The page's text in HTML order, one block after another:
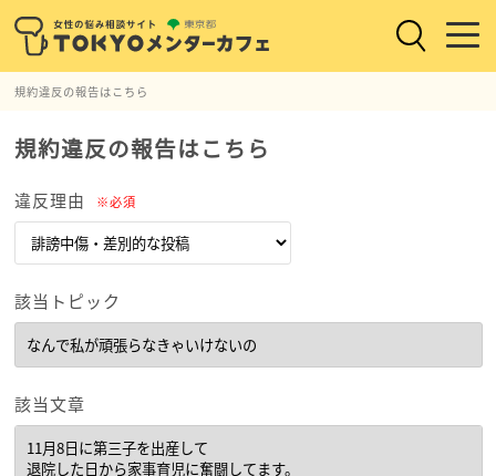
規約違反の報告はこちら
規約違反の報告はこちら
違反理由 ※必須
該当トピック
該当文章